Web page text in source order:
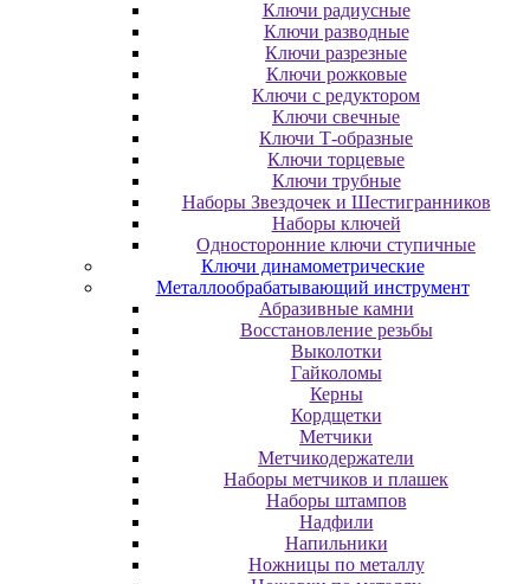
Ключи радиусные
Ключи разводные
Ключи разрезные
Ключи рожковые
Ключи с редуктором
Ключи свечные
Ключи Т-образные
Ключи торцевые
Ключи трубные
Наборы Звездочек и Шестигранников
Наборы ключей
Односторонние ключи ступичные
Ключи динамометрические
Металлообрабатывающий инструмент
Абразивные камни
Восстановление резьбы
Выколотки
Гайколомы
Керны
Кордщетки
Метчики
Метчикодержатели
Наборы метчиков и плашек
Наборы штампов
Надфили
Напильники
Ножницы по металлу